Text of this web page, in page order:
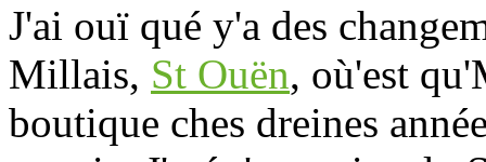
J'ai ouï qué y'a des
Millais, St Ouën, où'est
boutique ches dreines